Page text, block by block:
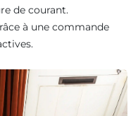
de courant.
à une commande